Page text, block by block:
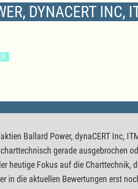
DYNACERT INC,
Ballard Power, dynaCERT Inc,
gerade ausgebrochen
heutige Fokus auf die
in die aktuellen Bewertungen erst